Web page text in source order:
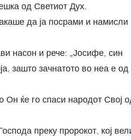
од Светиот Дух.
зашто зачнатото во неа е од